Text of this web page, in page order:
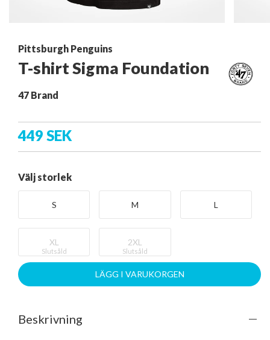
Pittsburgh Penguins
T-shirt Sigma Foundation
47 Brand
449 SEK
Välj storlek
S M L
XL
Slutsåld
2XL
Slutsåld
LÄGG I VARUKORGEN
Beskrivning